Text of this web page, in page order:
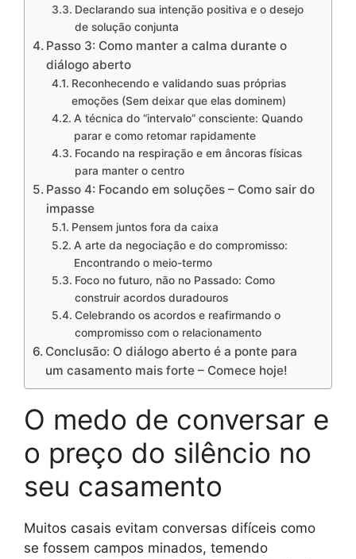
Declarando sua intenção positiva e o desejo
de solução conjunta
Passo 3: Como manter a calma durante o
diálogo aberto
Reconhecendo e validando suas próprias
emoções (Sem deixar que elas dominem)
A técnica do “intervalo” consciente: Quando
parar e como retomar rapidamente
Focando na respiração e em âncoras físicas
para manter o centro
Passo 4: Focando em soluções – Como sair do
impasse
Pensem juntos fora da caixa
A arte da negociação e do compromisso:
Encontrando o meio-termo
Foco no futuro, não no Passado: Como
construir acordos duradouros
Celebrando os acordos e reafirmando o
compromisso com o relacionamento
Conclusão: O diálogo aberto é a ponte para
um casamento mais forte – Comece hoje!
O medo de conversar e
o preço do silêncio no
seu casamento
Muitos casais evitam conversas difíceis como
se fossem campos minados, temendo